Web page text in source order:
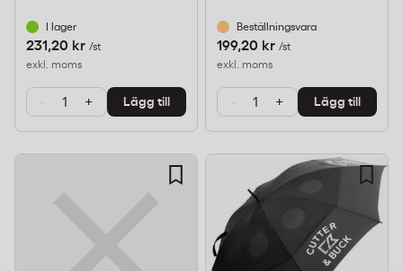
I lager
231,20 kr /st
exkl. moms
- + Lägg till
Beställningsvara
199,20 kr /st
exkl. moms
- + Lägg till